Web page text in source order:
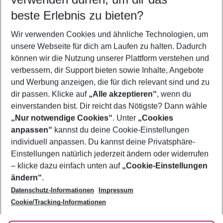
5-8 Nächte
2 Erwachsene Keine Kinder
Mehr Filter anzeigen
Footer
Footer navigation
Über uns
AGB
Bestpreisgarantie
Cookie-Einstellungen ändern
Cookie-Richtlinie
Agenturbetreuung
Barrierefreies Reisen
Folge uns
beste Erlebnis zu bieten?
Wir verwenden Cookies und ähnliche Technologien, um
unsere Webseite für dich am Laufen zu halten. Dadurch
können wir die Nutzung unserer Plattform verstehen und
verbessern, dir Support bieten sowie Inhalte, Angebote
und Werbung anzeigen, die für dich relevant sind und zu
dir passen. Klicke auf „Alle akzeptieren“, wenn du
einverstanden bist. Dir reicht das Nötigste? Dann wähle
„Nur notwendige Cookies“. Unter „Cookies
anpassen“ kannst du deine Cookie-Einstellungen
individuell anpassen. Du kannst deine Privatsphäre-
Einstellungen natürlich jederzeit ändern oder widerrufen
– klicke dazu einfach unten auf „Cookie-Einstellungen
ändern“.
Datenschutz-Informationen
Impressum
Cookie/Tracking-Informationen